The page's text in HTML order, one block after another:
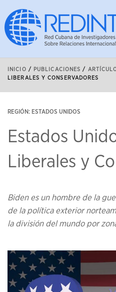
INICIO / PUBLICACIONES /
LIBERALES Y CONSERVADORES
REGIÓN: ESTADOS UNIDOS
Estados
Liberales y
Biden es un hombre de la
de la política exterior
la división del mundo por